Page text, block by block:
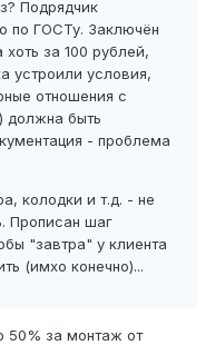
Подрядчик
по ГОСТу. Заключён
за 100 рублей,
устроили условия,
отношения с
должна быть
- проблема
колодки и т.д. - не
Прописан шаг
"завтра" у клиента
(имхо конечно)...
50% за монтаж от